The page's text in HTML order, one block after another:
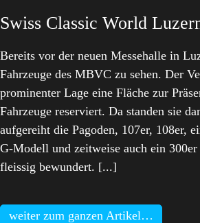
Swiss Classic World
Bereits vor der neuen Messehalle in
Fahrzeuge des MBVC zu sehen. Der
prominenter Lage eine Fläche zur
Fahrzeuge reserviert. Da standen sie
aufgereiht die Pagoden, 107er, 108er,
G-Modell und zeitweise auch ein
fleissig bewundert. [...]
weiter zum ganzen Artikel…